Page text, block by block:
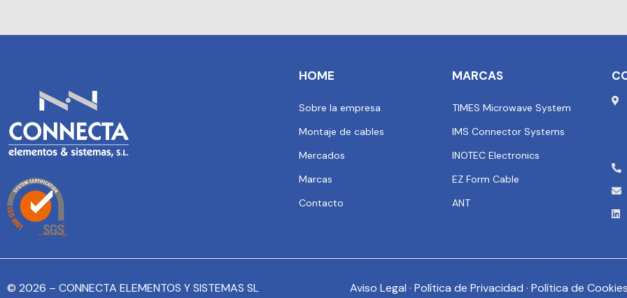
HOME
Sobre la empresa
Montaje de cables
Mercados
Marcas
Contacto
MARCAS
TIMES Microwave System
IMS Connector Systems
INOTEC Electronics
EZ Form Cable
ANT
© 2026 – CONNECTA ELEMENTOS Y SISTEMAS SL Aviso Legal · Política de Privacidad · Política de